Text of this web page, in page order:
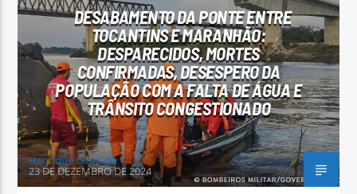
Arara Azul FM
DESABAMENTO DA PONTE ENTRE
TOCANTINS E MARANHÃO:
DESPARECIDOS, MORTES
CONFIRMADAS, DESESPERO DA
POPULAÇÃO COM A FALTA DE ÁGUA E
TRÂNSITO CONGESTIONADO
Henrique Gonzaga
23 DE DEZEMBRO DE 2024